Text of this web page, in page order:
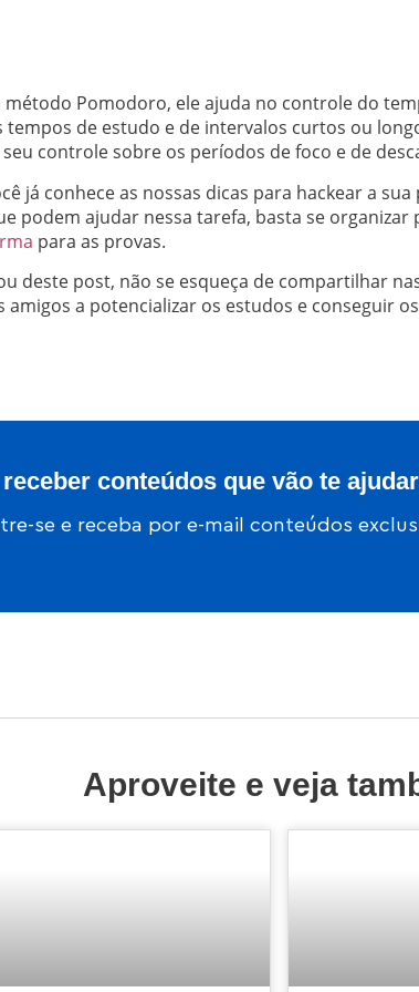
método Pomodoro, ele ajuda no controle do
tempos de estudo e de intervalos curtos ou
seu controle sobre os períodos de foco e de
já conhece as nossas dicas para hackear a
podem ajudar nessa tarefa, basta se organizar
para as provas.
deste post, não se esqueça de compartilhar
amigos a potencializar os estudos e conseguir
conteúdos que vão te
se e receba por e-mail conteúdos
Aproveite e veja